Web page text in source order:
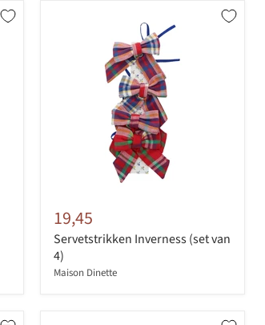
19,45
Servetstrikken Inverness (set van
4)
Maison Dinette